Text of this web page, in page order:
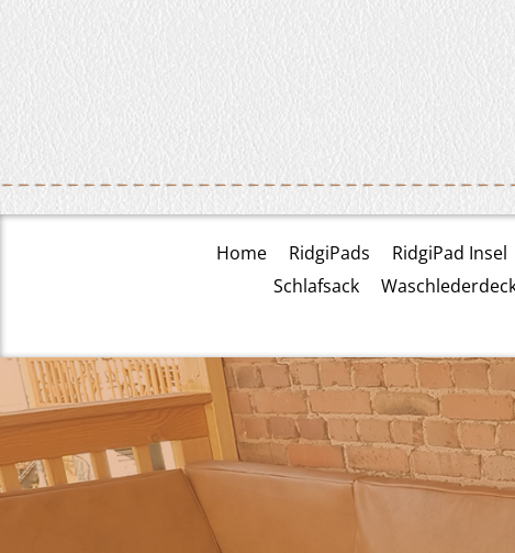
Home RidgiPads RidgiPad Insel
Schlafsack